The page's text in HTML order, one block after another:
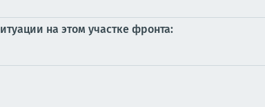
на этом участке фронта: